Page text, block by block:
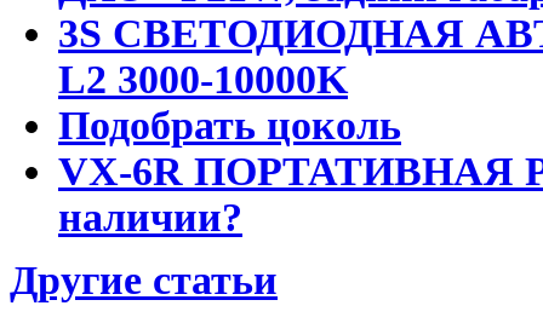
3S СВЕТОДИОДНАЯ
L2 3000-10000K
Подобрать цоколь
VX-6R ПОРТАТИВНАЯ
наличии?
Другие статьи